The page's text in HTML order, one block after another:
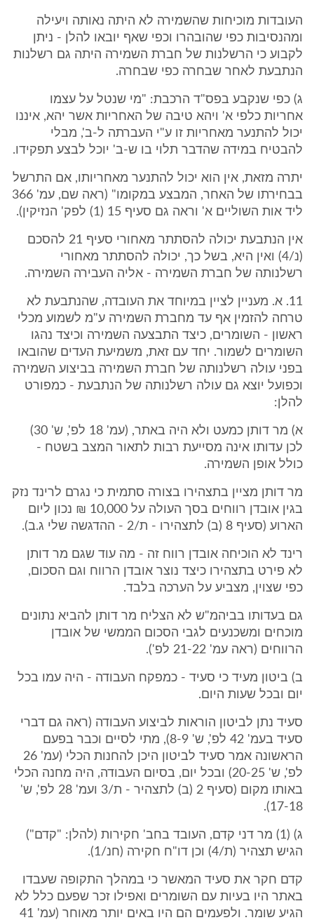
העובדות מוכיחות שהשמירה לא היתה נאותה ויעילה
ומהנסיבות כפי שהובהרו וכפי שאף יובאו להלן - ניתן
לקבוע כי הרשלנות של חברת השמירה היתה גם רשלנות
הנתבעת לאחר שבחרה כפי שבחרה.
ג) כפי שנקבע בפס"ד הרכבת: "מי שנטל על עצמו
אחריות כלפי א' ויהא טיבה של האחריות אשר יהא, איננו
יכול להתנער מאחריות זו ע"י העברתה ל-ב', מבלי
להבטיח במידה שהדבר תלוי בו ש-ב' יוכל לבצע תפקידו.
יתרה מזאת, אין הוא יכול להתנער מאחריותו, אם התרשל
בבחירתו של האחר, המבצע במקומו" (ראה שם, עמ' 366
ליד אות השוליים א' וראה גם סעיף 15 (1) לפק' הנזיקין).
אין הנתבעת יכולה להסתתר מאחורי סעיף 21 להסכם
(נ/4) ואין היא, בשל כך, יכולה להסתתר מאחורי
רשלנותה של חברת השמירה - אליה העבירה השמירה.
11. א. מעניין לציין במיוחד את העובדה, שהנתבעת לא
טרחה להזמין אף עד מחברת השמירה ע"מ לשמוע מכלי
ראשון - השומרים, כיצד התבצעה השמירה וכיצד נהגו
השומרים לשמור. יחד עם זאת, משמיעת העדים שהובאו
בפני עולה רשלנותה של חברת השמירה בביצוע השמירה
וכפועל יוצא גם עולה רשלנותה של הנתבעת - כמפורט
להלן:
א) מר דותן כמעט ולא היה באתר, (עמ' 18 לפ', ש' 30)
לכן עדותו אינה מסייעת רבות לתאור המצב בשטח -
כולל אופן השמירה.
מר דותן מציין בתצהירו בצורה סתמית כי נגרם לרינד נזק
בגין אובדן רווחים בסך העולה על 10,000 ₪ נכון ליום
הארוע (סעיף 8 (ב) לתצהירו - ת/2 - ההדגשה שלי ג.ב).
רינד לא הוכיחה אובדן רווח זה - מה עוד שגם מר דותן
לא פירט בתצהירו כיצד נוצר אובדן הרווח וגם הסכום,
כפי שצוין, מצביע על הערכה בלבד.
גם בעדותו בביהמ"ש לא הצליח מר דותן להביא נתונים
מוכחים ומשכנעים לגבי הסכום הממשי של אובדן
הרווחים (ראה עמ' 21-22 לפ').
ב) ביטון מעיד כי סעיד - כמפקח העבודה - היה עמו בכל
יום ובכל שעות היום.
סעיד נתן לביטון הוראות לביצוע העבודה (ראה גם דברי
סעיד בעמ' 42 לפ', ש' 8-9), מתי לסיים וכבר בפעם
הראשונה אמר סעיד לביטון היכן להחנות הכלי (עמ' 26
לפ', ש' 20-25) ובכל יום, בסיום העבודה, היה מחנה הכלי
באותו מקום (סעיף 2 (ב) לתצהיר - ת/3 ועמ' 28 לפ', ש'
17-18).
ג) (1) מר דני קדם, העובד בחב' חקירות (להלן: "קדם")
הגיש תצהיר (ת/4) וכן דו"ח חקירה (חנ/1).
קדם חקר את סעיד המאשר כי במהלך התקופה שעבדו
באתר היו בעיות עם השומרים ואפילו זכר שפעם כלל לא
הגיע שומר. ולפעמים הם היו באים יותר מאוחר (עמ' 41